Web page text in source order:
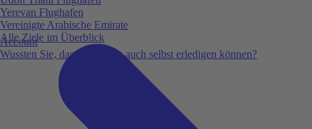
Account
Wussten Sie, dass Sie vieles auch selbst erledigen können?
Yerevan Flughafen
Vereinigte Arabische Emirate
Alle Ziele im Überblick